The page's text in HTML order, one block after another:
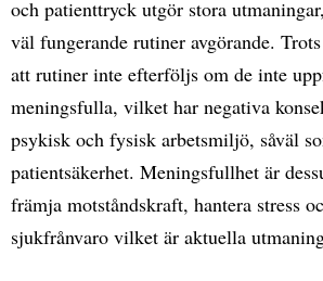
och patienttryck utgör stora
väl fungerande rutiner avgörande.
att rutiner inte efterföljs om de inte
meningsfulla, vilket har negativa
psykisk och fysisk arbetsmiljö, såväl
patientsäkerhet. Meningsfullhet är
främja motståndskraft, hantera stress
sjukfrånvaro vilket är aktuella